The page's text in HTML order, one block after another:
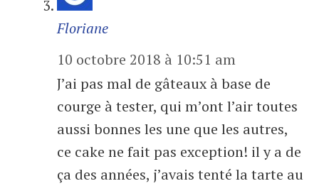
Floriane
10 octobre 2018 à 10:51 am
J’ai pas mal de gâteaux à base de
courge à tester, qui m’ont l’air toutes
aussi bonnes les une que les autres,
ce cake ne fait pas exception! il y a de
ça des années, j’avais tenté la tarte au